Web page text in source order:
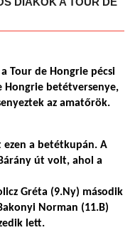
Tour de Hongrie pécsi
Hongrie betétversenye,
az amatőrök.
a betétkupán. A
út volt, ahol a
Gréta (9.Ny) második
Norman (11.B)
lett.